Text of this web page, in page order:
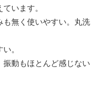
います。
も無く使いやすい。丸洗
。
振動もほとんど感じない